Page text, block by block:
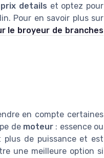
prix details et optez pour
Pour en savoir plus sur
le broyeur de branches
en compte certaines
de moteur : essence ou
plus de puissance et est
une meilleure option si